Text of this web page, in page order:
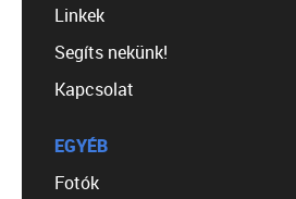
Linkek
Segíts nekünk!
Kapcsolat
EGYÉB
Fotók